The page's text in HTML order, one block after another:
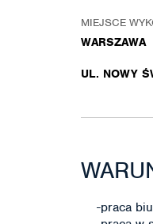
MIEJSCE
WARSZAWA
UL. NOWY
-praca